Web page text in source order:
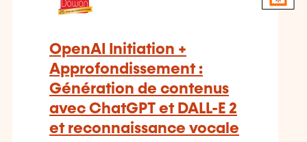
OpenAI Initiation +
Approfondissement :
Génération de contenus
avec ChatGPT et DALL-E 2
et reconnaissance vocale